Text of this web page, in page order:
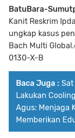
BatuBara-
Kanit Reskrim
ungkap kasus
Bach Multi
0130-X-B
Baca Juga :
Lakukan
Agus: Menjaga
Memberikan